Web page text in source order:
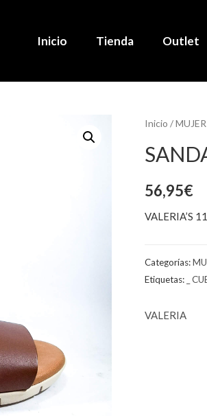
Inicio Tienda Outlet
Inicio /MUJER
56,95€
VALERIA’S
Categorías:
Etiquetas:
_
VALERIA